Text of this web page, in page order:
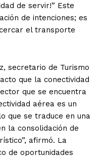
de servir!” Este
de intenciones; es
el transporte
secretario de Turismo
que la conectividad
que se encuentra
aérea es un
que se traduce en una
la consolidación de
afirmó. La
de oportunidades